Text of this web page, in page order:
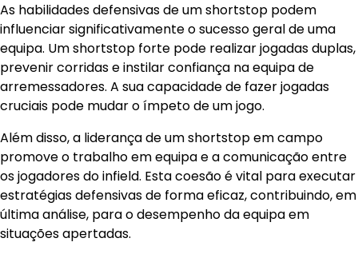
As habilidades defensivas de um shortstop podem
influenciar significativamente o sucesso geral de uma
equipa. Um shortstop forte pode realizar jogadas duplas,
prevenir corridas e instilar confiança na equipa de
arremessadores. A sua capacidade de fazer jogadas
cruciais pode mudar o ímpeto de um jogo.
Além disso, a liderança de um shortstop em campo
promove o trabalho em equipa e a comunicação entre
os jogadores do infield. Esta coesão é vital para executar
estratégias defensivas de forma eficaz, contribuindo, em
última análise, para o desempenho da equipa em
situações apertadas.